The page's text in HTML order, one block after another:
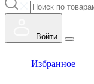
Войти
Избранное